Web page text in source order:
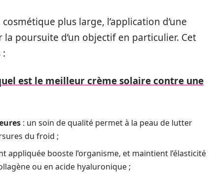
plus large, l’application d’une
poursuite d’un objectif en particulier. Cet
est le meilleur crème solaire contre une
: un soin de qualité permet à la peau de lutter
du froid ;
appliquée booste l’organisme, et maintient l’élasticité
ou en acide hyaluronique ;